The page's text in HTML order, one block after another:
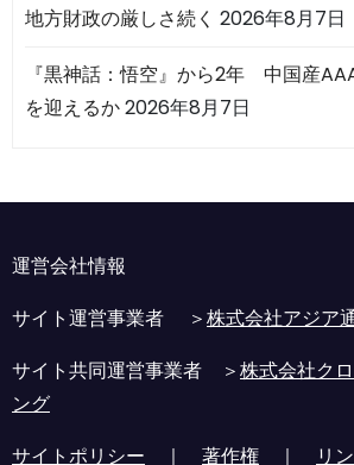
地方財政の厳しさ続く 2026年8月7日
『黒神話：悟空』から2年 中国産
を迎えるか2026年8月7日
運営会社情報
サイト運営事業者 ＞株式会社アジア
サイト共同運営事業者 ＞株式会社ク
ング
サイトポリシー ｜ 著作権 ｜ リ